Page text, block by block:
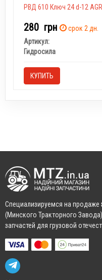
РВД 610 Ключ 24 d-12
280 грн
срок 2 дн.
Артикул:
Гидросила
КУПИТЬ
Cпециализируемся на продаже
(Минского Тракторного
запчастей для грузовой